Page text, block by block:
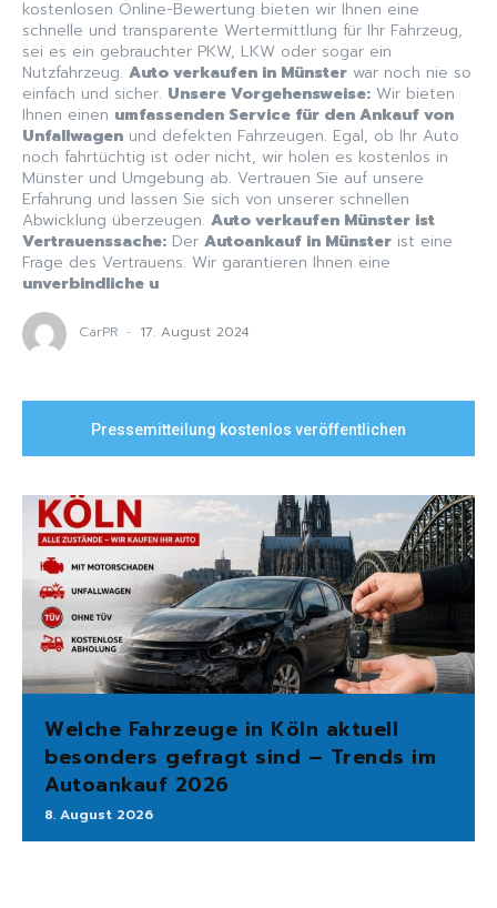
kostenlosen Online-Bewertung bieten wir Ihnen eine
schnelle und transparente Wertermittlung für Ihr Fahrzeug,
sei es ein gebrauchter PKW, LKW oder sogar ein
Nutzfahrzeug. Auto verkaufen in Münster war noch nie so
einfach und sicher. Unsere Vorgehensweise: Wir bieten
Ihnen einen umfassenden Service für den Ankauf von
Unfallwagen und defekten Fahrzeugen. Egal, ob Ihr Auto
noch fahrtüchtig ist oder nicht, wir holen es kostenlos in
Münster und Umgebung ab. Vertrauen Sie auf unsere
Erfahrung und lassen Sie sich von unserer schnellen
Abwicklung überzeugen. Auto verkaufen Münster ist
Vertrauenssache: Der Autoankauf in Münster ist eine
Frage des Vertrauens. Wir garantieren Ihnen eine
unverbindliche u
CarPR - 17. August 2024
Pressemitteilung kostenlos veröffentlichen
Welche Fahrzeuge in Köln aktuell
besonders gefragt sind – Trends im
Autoankauf 2026
8. August 2026